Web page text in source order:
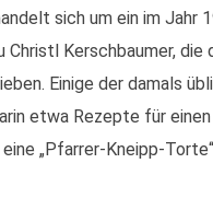
sich um ein im Jahr
Christl Kerschbaumer,
Einige der damals
etwa Rezepte für einen
„Pfarrer-Kneipp-